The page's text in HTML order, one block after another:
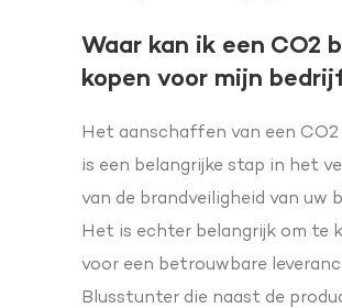
Waar kan ik een CO2
kopen voor mijn
Het aanschaffen van een CO2
is een belangrijke stap in het
van de brandveiligheid van uw
Het is echter belangrijk om te
voor een betrouwbare
Blusstunter die naast de